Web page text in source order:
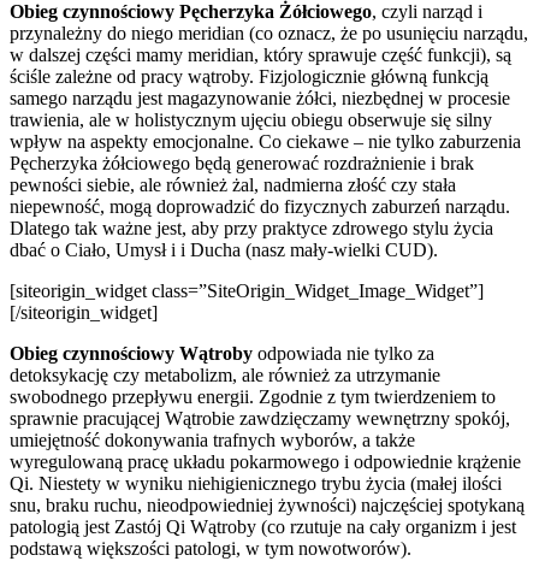
Obieg czynnościowy Pęcherzyka Żółciowego, czyli narząd i
przynależny do niego meridian (co oznacz, że po usunięciu narządu,
w dalszej części mamy meridian, który sprawuje część funkcji), są
ściśle zależne od pracy wątroby. Fizjologicznie główną funkcją
samego narządu jest magazynowanie żółci, niezbędnej w procesie
trawienia, ale w holistycznym ujęciu obiegu obserwuje się silny
wpływ na aspekty emocjonalne. Co ciekawe – nie tylko zaburzenia
Pęcherzyka żółciowego będą generować rozdrażnienie i brak
pewności siebie, ale również żal, nadmierna złość czy stała
niepewność, mogą doprowadzić do fizycznych zaburzeń narządu.
Dlatego tak ważne jest, aby przy praktyce zdrowego stylu życia
dbać o Ciało, Umysł i i Ducha (nasz mały-wielki CUD).
[siteorigin_widget class=”SiteOrigin_Widget_Image_Widget”]
[/siteorigin_widget]
Obieg czynnościowy Wątroby odpowiada nie tylko za
detoksykację czy metabolizm, ale również za utrzymanie
swobodnego przepływu energii. Zgodnie z tym twierdzeniem to
sprawnie pracującej Wątrobie zawdzięczamy wewnętrzny spokój,
umiejętność dokonywania trafnych wyborów, a także
wyregulowaną pracę układu pokarmowego i odpowiednie krążenie
Qi. Niestety w wyniku niehigienicznego trybu życia (małej ilości
snu, braku ruchu, nieodpowiedniej żywności) najczęściej spotykaną
patologią jest Zastój Qi Wątroby (co rzutuje na cały organizm i jest
podstawą większości patologi, w tym nowotworów).